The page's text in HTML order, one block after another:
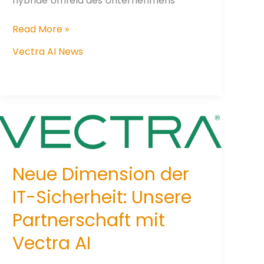
Vectra
–
eines
globalen
Fertigungsunternehmens
Ransomware
und
Malware
Read More »
Vectra AI News
Neue Dimension der
IT-Sicherheit: Unsere
Partnerschaft mit
Vectra AI